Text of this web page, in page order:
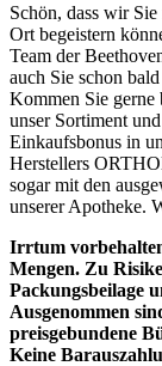
Schön, dass wir
Ort begeistern
Team der
auch Sie schon
Kommen Sie gerne
unser Sortiment
Einkaufsbonus in
Herstellers
sogar mit den
unserer Apotheke.
Irrtum
Mengen. Zu
Packungsbeilage
Ausgenommen
preisgebundene
Keine